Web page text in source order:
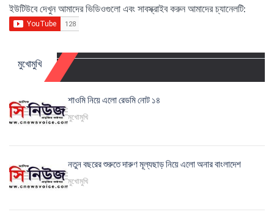
ইউটিউবে দেখুন আমাদের ভিডিওগুলো এবং সাবস্ক্রাইব করুন আমাদের চ্যানেলটি:
মুখোমুখি
শাওমি নিয়ে এলো রেডমি নোট ১৪
মুখোমুখি
নতুন বছরের শুরুতে দারুণ মূল্যছাড় নিয়ে এলো অনার বাংলাদেশ
মুখোমুখি